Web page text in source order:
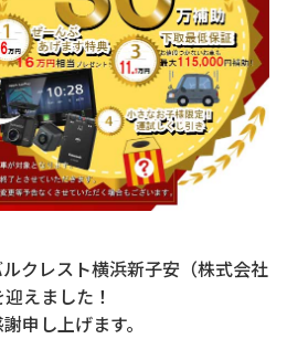
クレスト横浜新子安（株式会社
えました！
申し上げます。